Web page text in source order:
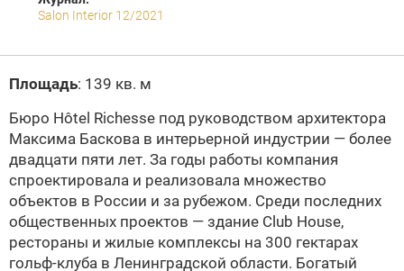
Salon Interior 12/2021
Площадь: 139 кв. м
Бюро Hôtel Richesse под руководством архитектора
Максима Баскова в интерьерной индустрии — более
двадцати пяти лет. За годы работы компания
спроектировала и реализовала множество
объектов в России и за рубежом. Среди последних
общественных проектов — здание Club House,
рестораны и жилые комплексы на 300 гектарах
гольф-клуба в Ленинградской области. Богатый